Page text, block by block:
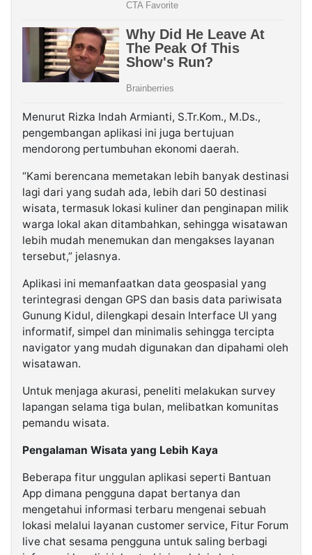
Menurut Rizka Indah Armianti, S.Tr.Kom., M.Ds.,
pengembangan aplikasi ini juga bertujuan
mendorong pertumbuhan ekonomi daerah.
“Kami berencana memetakan lebih banyak destinasi
lagi dari yang sudah ada, lebih dari 50 destinasi
wisata, termasuk lokasi kuliner dan penginapan milik
warga lokal akan ditambahkan, sehingga wisatawan
lebih mudah menemukan dan mengakses layanan
tersebut,” jelasnya.
Aplikasi ini memanfaatkan data geospasial yang
terintegrasi dengan GPS dan basis data pariwisata
Gunung Kidul, dilengkapi desain Interface UI yang
informatif, simpel dan minimalis sehingga tercipta
navigator yang mudah digunakan dan dipahami oleh
wisatawan.
Untuk menjaga akurasi, peneliti melakukan survey
lapangan selama tiga bulan, melibatkan komunitas
pemandu wisata.
Pengalaman Wisata yang Lebih Kaya
Beberapa fitur unggulan aplikasi seperti Bantuan
App dimana pengguna dapat bertanya dan
mengetahui informasi terbaru mengenai sebuah
lokasi melalui layanan customer service, Fitur Forum
live chat sesama pengguna untuk saling berbagi